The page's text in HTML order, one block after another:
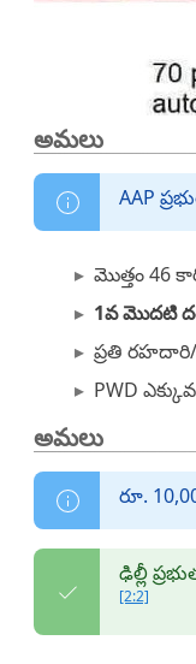
అమలు
AAP
మొత్తం 46
1వ మొదటి
ప్రతి
PWD
అమలు
రూ.
ఢిల్లీ
[2:2]